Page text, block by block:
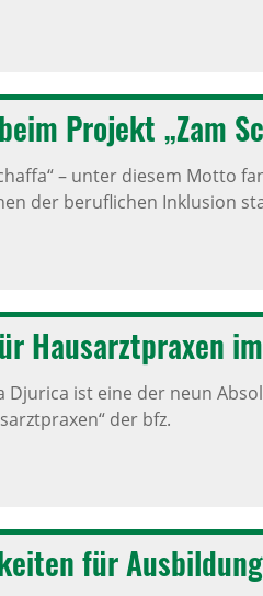
Projekt „Zam
– unter diesem Motto
der beruflichen Inklusion
Haus­arzt­praxen
Djurica ist eine der neun
der bfz.
für